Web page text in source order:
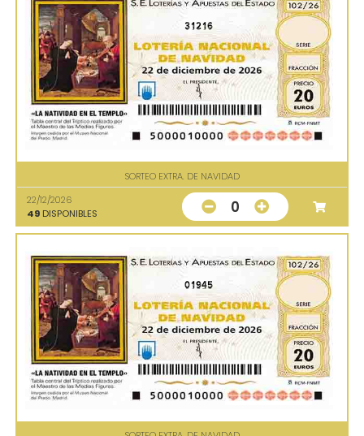
31216
SORTEO EXTRA. DE NAVIDAD
22/12/2026
49 DISPONIBLES 0
01945